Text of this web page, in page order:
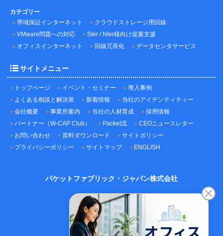
カテゴリー
帯域保証インターネット
クラウドストレージ用回線
VMware問題への対応
SIer / NIer様向け提案支援
オフィスインターネット
回線冗長化 データセンタサービス
サイトメニュー
トップページ イベント・セミナー
導入事例
よくある相談と解決策
新着情報
当社のアイデンティティー
会社概要
事業所案内 当社の人材育成
採用情報
パートナー（W-CAP Club）
Packet流
CEOニュースレター
お問い合わせ
資料ダウンロード
サイトポリシー
プライバシーポリシー
サイトマップ ENGLISH
パケットファブリック・ジャパン株式会社
〒101-0045
東京都千代田区神田鍛冶町3-3-12
神田鍛冶町千歳ビル7F
TEL：03-5209-2222（代表）
FAX：03-5209-2221